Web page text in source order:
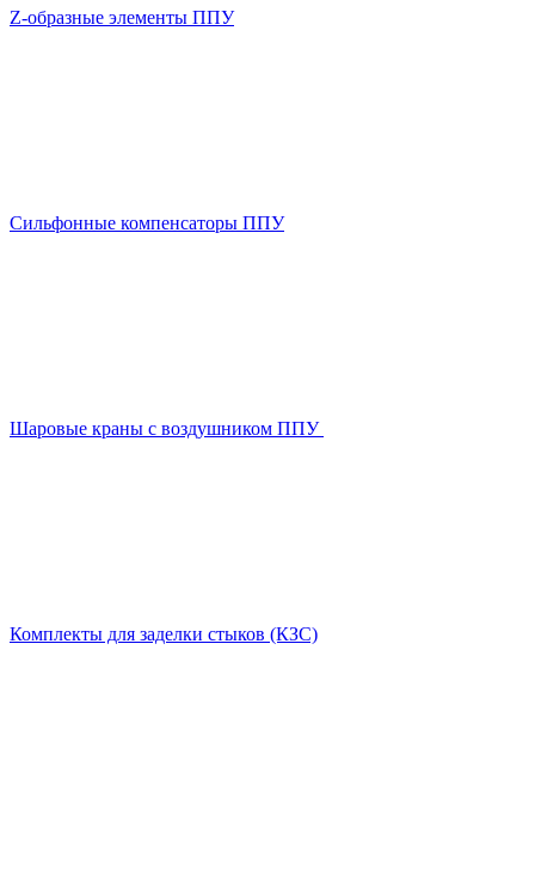
Z-образные элементы ППУ
Сильфонные компенсаторы ППУ
Шаровые краны с воздушником ППУ
Комплекты для заделки стыков (КЗС)